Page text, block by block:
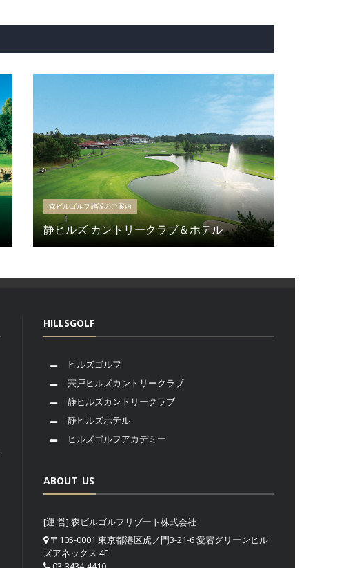
森ビルゴルフ施設のご案内
静ヒルズ カントリークラブ＆ホテル
HILLSGOLF
ヒルズゴルフ
宍戸ヒルズカントリークラブ
静ヒルズカントリークラブ
静ヒルズホテル
ヒルズゴルフアカデミー
ABOUT US
[運 営] 森ビルゴルフリゾート株式会社
〒105-0001 東京都港区虎ノ門3-21-6 愛宕グリーンヒル
ズアネックス 4F